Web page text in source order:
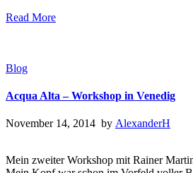
Read More
Blog
Acqua Alta – Workshop in Venedig
November 14, 2014 by AlexanderH
Mein zweiter Workshop mit Rainer